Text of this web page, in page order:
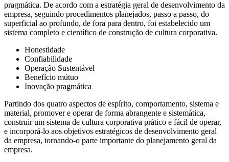
pragmática. De acordo com a estratégia geral de desenvolvimento da
empresa, seguindo procedimentos planejados, passo a passo, do
superficial ao profundo, de fora para dentro, foi estabelecido um
sistema completo e científico de construção de cultura corporativa.
Honestidade
Confiabilidade
Operação Sustentável
Benefício mútuo
Inovação pragmática
Partindo dos quatro aspectos de espírito, comportamento, sistema e
material, promover e operar de forma abrangente e sistemática,
construir um sistema de cultura corporativa prático e fácil de operar,
e incorporá-lo aos objetivos estratégicos de desenvolvimento geral
da empresa, tornando-o parte importante do planejamento geral da
empresa.